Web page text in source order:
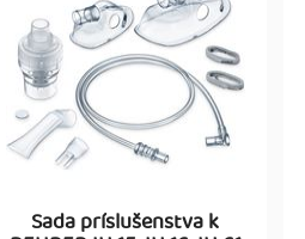
Sada príslušenstva k